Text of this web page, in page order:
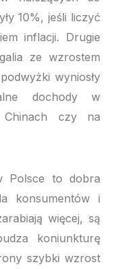
10%, jeśli liczyć
inflacji. Drugie
ze wzrostem
wyniosły
dochody w
Chinach czy na
Polsce to dobra
konsumentów i
więcej, są
koniunkturę
szybki wzrost